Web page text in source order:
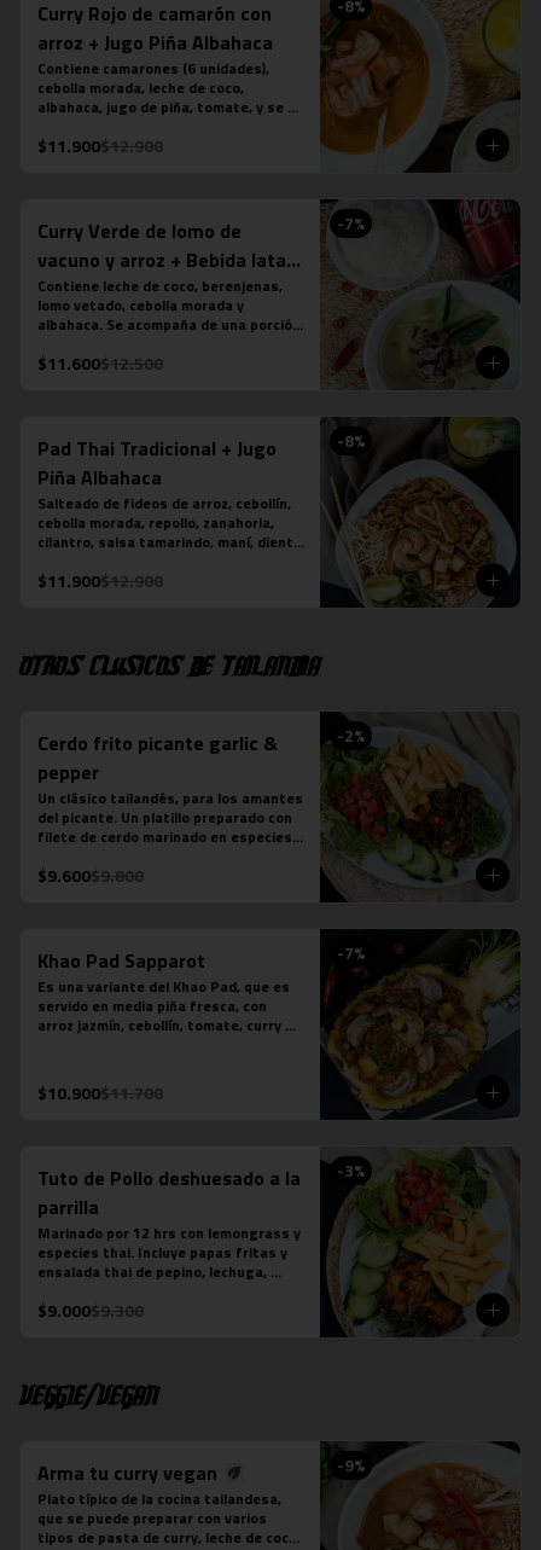
-8%
Curry Rojo de camarón con
arroz + Jugo Piña Albahaca
Contiene camarones (6 unidades),
cebolla morada, leche de coco,
albahaca, jugo de piña, tomate, y se
jazmín. (contiene salsa de pescado).
$11.900$12.900
-7%
Curry Verde de lomo de
vacuno y arroz + Bebida lata
350 cc
Contiene leche de coco, berenjenas,
lomo vetado, cebolla morada y
albahaca. Se acompaña de una porción
pescado). Más bebida en lata a tu
$11.600$12.500
-8%
Pad Thai Tradicional + Jugo
Piña Albahaca
Salteado de fideos de arroz, cebollín,
cebolla morada, repollo, zanahoria,
cilantro, salsa tamarindo, maní, diente
unidades), tofu y pollo. Más jugo
$11.900$12.900
Otros clásicos de Tailandia
-2%
Cerdo frito picante garlic &
pepper
Un clásico tailandés, para los amantes
del picante. Un platillo preparado con
filete de cerdo marinado en especies
ostra, ajo, ají, pimienta y azúcar.
con arroz jazmín
*En local Tobalaba se acompaña
además con papas fritas
$9.600$9.800
-7%
Khao Pad Sapparot
Es una variante del Khao Pad, que es
servido en media piña fresca, con
arroz jazmín, cebollín, tomate, curry
La fotografÍa es referencial, para
delivery no se envÍa cuenco de piña.
$10.900$11.700
-3%
Tuto de Pollo deshuesado a la
parrilla
Marinado por 12 hrs con lemongrass y
especies thai. Incluye papas fritas y
ensalada thai de pepino, lechuga,
$9.000$9.300
Veggie/Vegan
-9%
Arma tu curry vegan
Plato típico de la cocina tailandesa,
que se puede preparar con varios
tipos de pasta de curry, leche de coco